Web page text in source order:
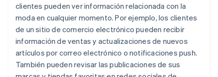
clientes pueden ver información relacionada con la
moda en cualquier momento. Por ejemplo, los clientes
de un sitio de comercio electrónico pueden recibir
información de ventas y actualizaciones de nuevos
artículos por correo electrónico o notificaciones push.
También pueden revisar las publicaciones de sus